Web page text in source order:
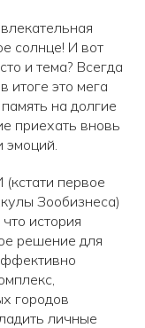
солнце! И вот
и тема? Всегда
итоге это мега
на долгие
приехать вновь
эмоций.
первое
Зообизнеса)
история
решение для
городов
личные